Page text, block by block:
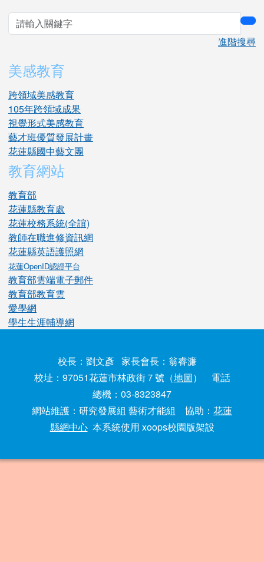
進階搜尋
美感教育
跨領域美感教育
105年跨領域成果
視覺形式美感教育
藝才班優質發展計畫
花蓮縣國中藝文團
教育網站
教育部
花蓮縣教育處
花蓮校務系統(全誼)
教師在職進修資訊網
花蓮縣英語護照網
花蓮OpenID認證平台
教育部雲端電子郵件
教育部教育雲
愛學網
學生生涯輔導網
校長：劉文彥 家長會長：翁睿濂
校址：97051花蓮市林政街７號（地圖） 電話
總機：03-8323847
網站維護：研究發展組 藝術才能組 協助： 花蓮
縣網中心本系統使用 xoops校園版架設